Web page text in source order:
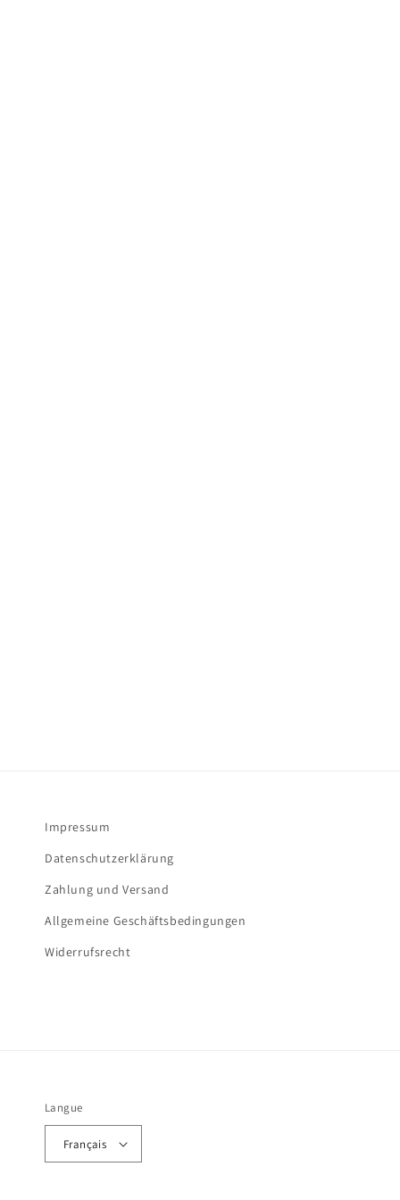
Impressum
Datenschutzerklärung
Zahlung und Versand
Allgemeine Geschäftsbedingungen
Widerrufsrecht
Langue
Français